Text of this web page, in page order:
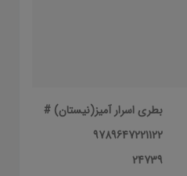
بطری اسرار آمیز(نیستان) #
9789647221122
24739